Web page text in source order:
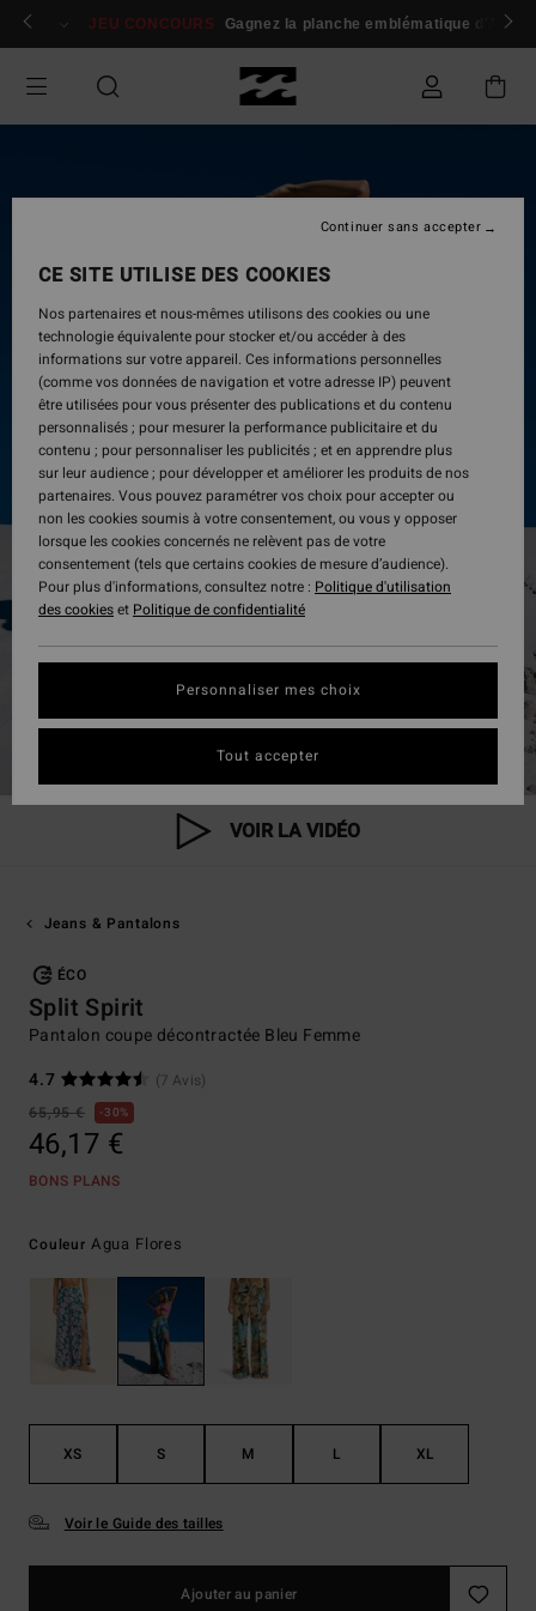
Passer
produit
Se connecter / s'inscrire
JEU CONCOURS Gagnez la planche emblématique d'Andy
VOIR LA VIDÉO
Jeans & Pantalons
ÉCO
Split Spirit
Pantalon coupe décontractée Bleu Femme
4.7
(7 Avis)
65,95 €
30%
46,17 €
BONS PLANS
Couleur Agua Flores
XS S M L XL
Voir le Guide des tailles
Ajouter au panier
CE SITE UTILISE DES COOKIES
Nos partenaires et nous-mêmes utilisons des cookies ou une
technologie équivalente pour stocker et/ou accéder à des
informations sur votre appareil. Ces informations personnelles
(comme vos données de navigation et votre adresse IP) peuvent
être utilisées pour vous présenter des publications et du contenu
personnalisés ; pour mesurer la performance publicitaire et du
contenu ; pour personnaliser les publicités ; et en apprendre plus
sur leur audience ; pour développer et améliorer les produits de nos
partenaires. Vous pouvez paramétrer vos choix pour accepter ou
non les cookies soumis à votre consentement, ou vous y opposer
lorsque les cookies concernés ne relèvent pas de votre
consentement (tels que certains cookies de mesure d’audience).
Pour plus d'informations, consultez notre : Politique d'utilisation
des cookieset Politique de confidentialité
Personnaliser mes choix
Continuer sans accepter
Tout accepter